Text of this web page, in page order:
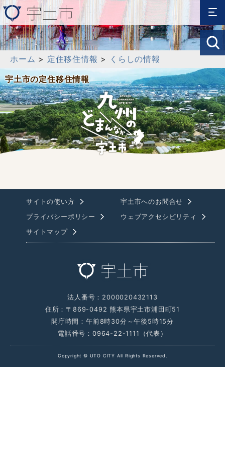
ホーム > 定住移住情報 >
くらしの情報
宇土市の定住移住情報
サイトの使い方
宇土市へのお問合せ
プライバシーポリシー
ウェブアクセシビリティ
サイトマップ
法人番号：2000020432113
住所：〒869-0492 熊本県宇土市浦田町51
開庁時間：午前8時30分～午後5時15分
電話番号：0964-22-1111（代表）
Copyright © UTO CITY All Rights Reserved.